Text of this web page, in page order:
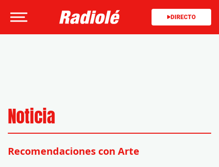
DIRECTO
Noticia
Recomendaciones con Arte